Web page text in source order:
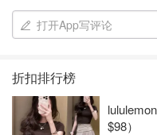
打开App写评论
折扣排行榜
$98）